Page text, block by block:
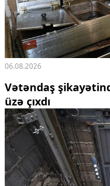
06.08.2026
Vətəndaş
üzə çıxdı